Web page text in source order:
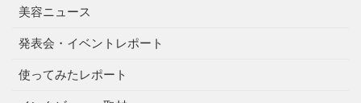
美容ニュース
発表会・イベントレポート
使ってみたレポート